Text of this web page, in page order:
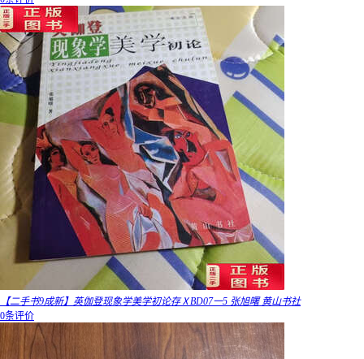
【二手书9成新】英伽登现象学美学初论存ⅩBD07一5 张旭曙 黄山书社
0条评价